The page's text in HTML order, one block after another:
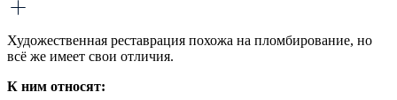
Художественная реставрация похожа на пломбирование, но
всё же имеет свои отличия.
К ним относят: